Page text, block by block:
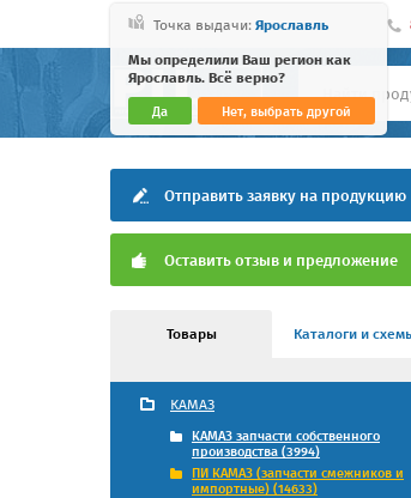
Точка выдачи: Ярославль
Мы определили Ваш регион как
Ярославль. Всё верно?
Да Нет, выбрать другой
Отправить заявку на продукцию
Оставить отзыв и предложение
Товары Каталоги и
КАМАЗ
КАМАЗ запчасти собственного
производства (3994)
ПИ КАМАЗ (запчасти смежников и
импортные) (14633)